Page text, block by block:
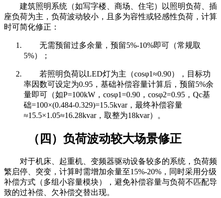
建筑照明系统（如写字楼、商场、住宅）以照明负荷、插
座负荷为主，负荷波动较小，且多为容性或轻感性负荷，计算
时可简化修正：
无需预留过多余量，预留5%-10%即可（常规取
5%）；
若照明负荷以LED灯为主（cosφ1≈0.90），目标功
率因数可设定为0.95，基础补偿容量计算后，预留5%余
量即可（如P=100kW，cosφ1=0.90，cosφ2=0.95，Qc基
础=100×(0.484-0.329)=15.5kvar，最终补偿容量
≈15.5×1.05≈16.28kvar，取整为18kvar）。
（四）负荷波动较大场景修正
对于机床、起重机、变频器驱动设备较多的系统，负荷频
繁启停、突变，计算时需增加余量至15%-20%，同时采用分级
补偿方式（多组小容量模块），避免补偿容量与负荷不匹配导
致的过补偿、欠补偿交替出现。